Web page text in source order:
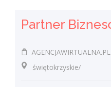
AGENCJAWIRTUALNA.PL
świętokrzyskie/